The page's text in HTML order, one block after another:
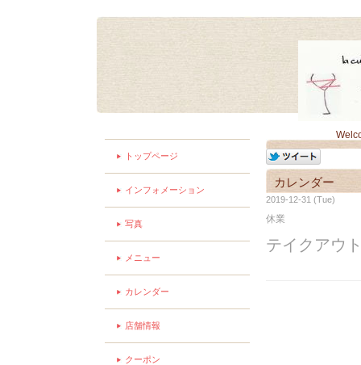
カレンダー
2019-12-31 (Tue)
休業
テイクアウ
トップページ
インフォメーション
写真
メニュー
カレンダー
店舗情報
クーポン